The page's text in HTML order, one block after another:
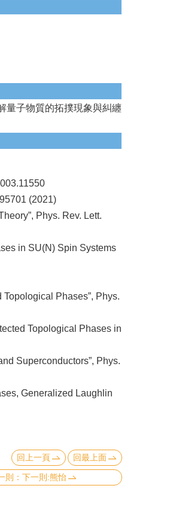
量子物質的拓撲現象與糾纏
(2021)
Phys. Rev. Lett.
in SU(N) Spin Systems
Phases”, Phys.
Topological Phases in
Superconductors”, Phys.
Generalized Laughlin
回上一頁 回最上面
下一則:熊怡